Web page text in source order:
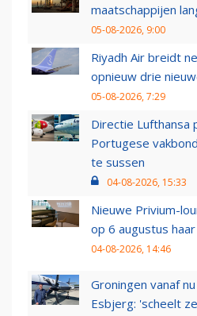
maatschappijen
05-08-2026, 9:00
Riyadh Air breidt
opnieuw drie
05-08-2026, 7:29
Directie
Portugese
te sussen
04-08-2026, 15:33
Nieuwe Privium-
op 6 augustus
04-08-2026, 14:46
Groningen vanaf
Esbjerg: 'scheelt